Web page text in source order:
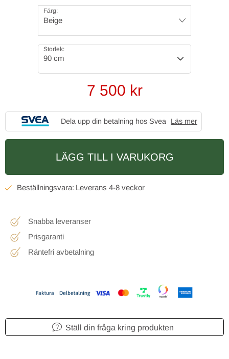
Färg:
Beige
Storlek:
90 cm
7 500 kr
Dela upp din betalning hos Svea Läs mer
LÄGG TILL I VARUKORG
4-8 veckor
Snabba leveranser
Prisgaranti
Räntefri avbetalning
Ställ din fråga kring produkten